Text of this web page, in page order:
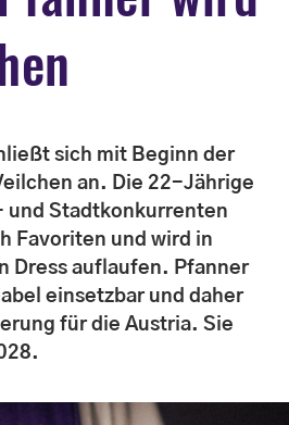
sich mit Beginn der
an. Die 22-Jährige
und Stadtkonkurrenten
Favoriten und wird in
Dress auflaufen. Pfanner
einsetzbar und daher
für die Austria. Sie